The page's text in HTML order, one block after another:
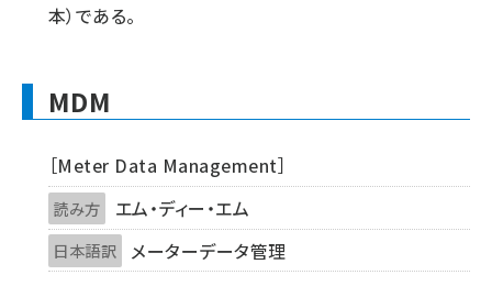
本）である。
MDM
［Meter Data Management］
読み方 エム・ディー・エム
日本語訳 メーターデータ管理